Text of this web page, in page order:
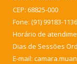
CEP: 68825-000
Fone: (91) 99183-1136
Horário de
Dias de Sessões
E-mail: